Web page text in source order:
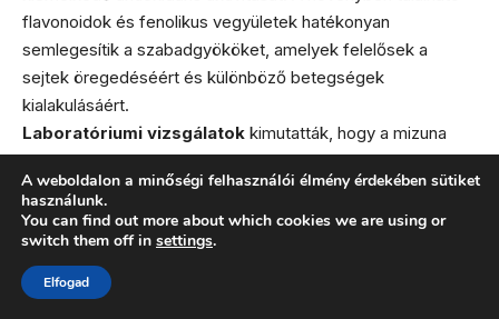
flavonoidok és fenolikus vegyületek hatékonyan
semlegesítik a szabadgyököket, amelyek felelősek a
sejtek öregedéséért és különböző betegségek
kialakulásáért.
Laboratóriumi vizsgálatok kimutatták, hogy a mizuna
antioxidáns kapacitása meghaladja sok más levelesét. Ez
különösen fontos a modern életmódban, ahol a stressz, a
szennyezés és a feldolgozott ételek fokozott oxidatív
terhelést jelentenek szervezetünkre.
A rendszeres fogyasztás hosszú távon hozzájárulhat a
krónikus betegségek megelőzéséhez és az egészséges
A weboldalon a minőségi felhasználói élmény érdekében sütiket
használunk.
You can find out more about which cookies we are using or
switch them off in settings.
Elfogad